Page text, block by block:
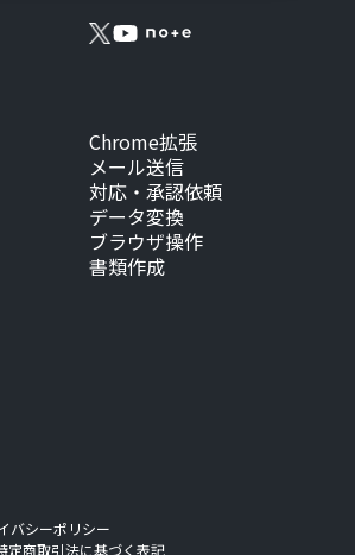
Chrome拡張
メール送信
対応・承認依頼
データ変換
ブラウザ操作
書類作成
バシーポリシー
定商取引法に基づく表記